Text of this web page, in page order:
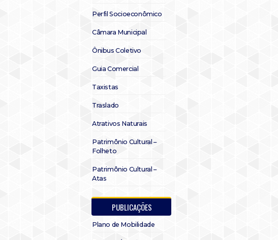
Perfil Socioeconômico
Câmara Municipal
Ônibus Coletivo
Guia Comercial
Taxistas
Traslado
Atrativos Naturais
Patrimônio Cultural –
Folheto
Patrimônio Cultural –
Atas
PUBLICAÇÕES
Plano de Mobilidade